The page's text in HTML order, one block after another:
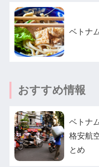
ベトナ
おすすめ情報
ベトナ
格安航
とめ